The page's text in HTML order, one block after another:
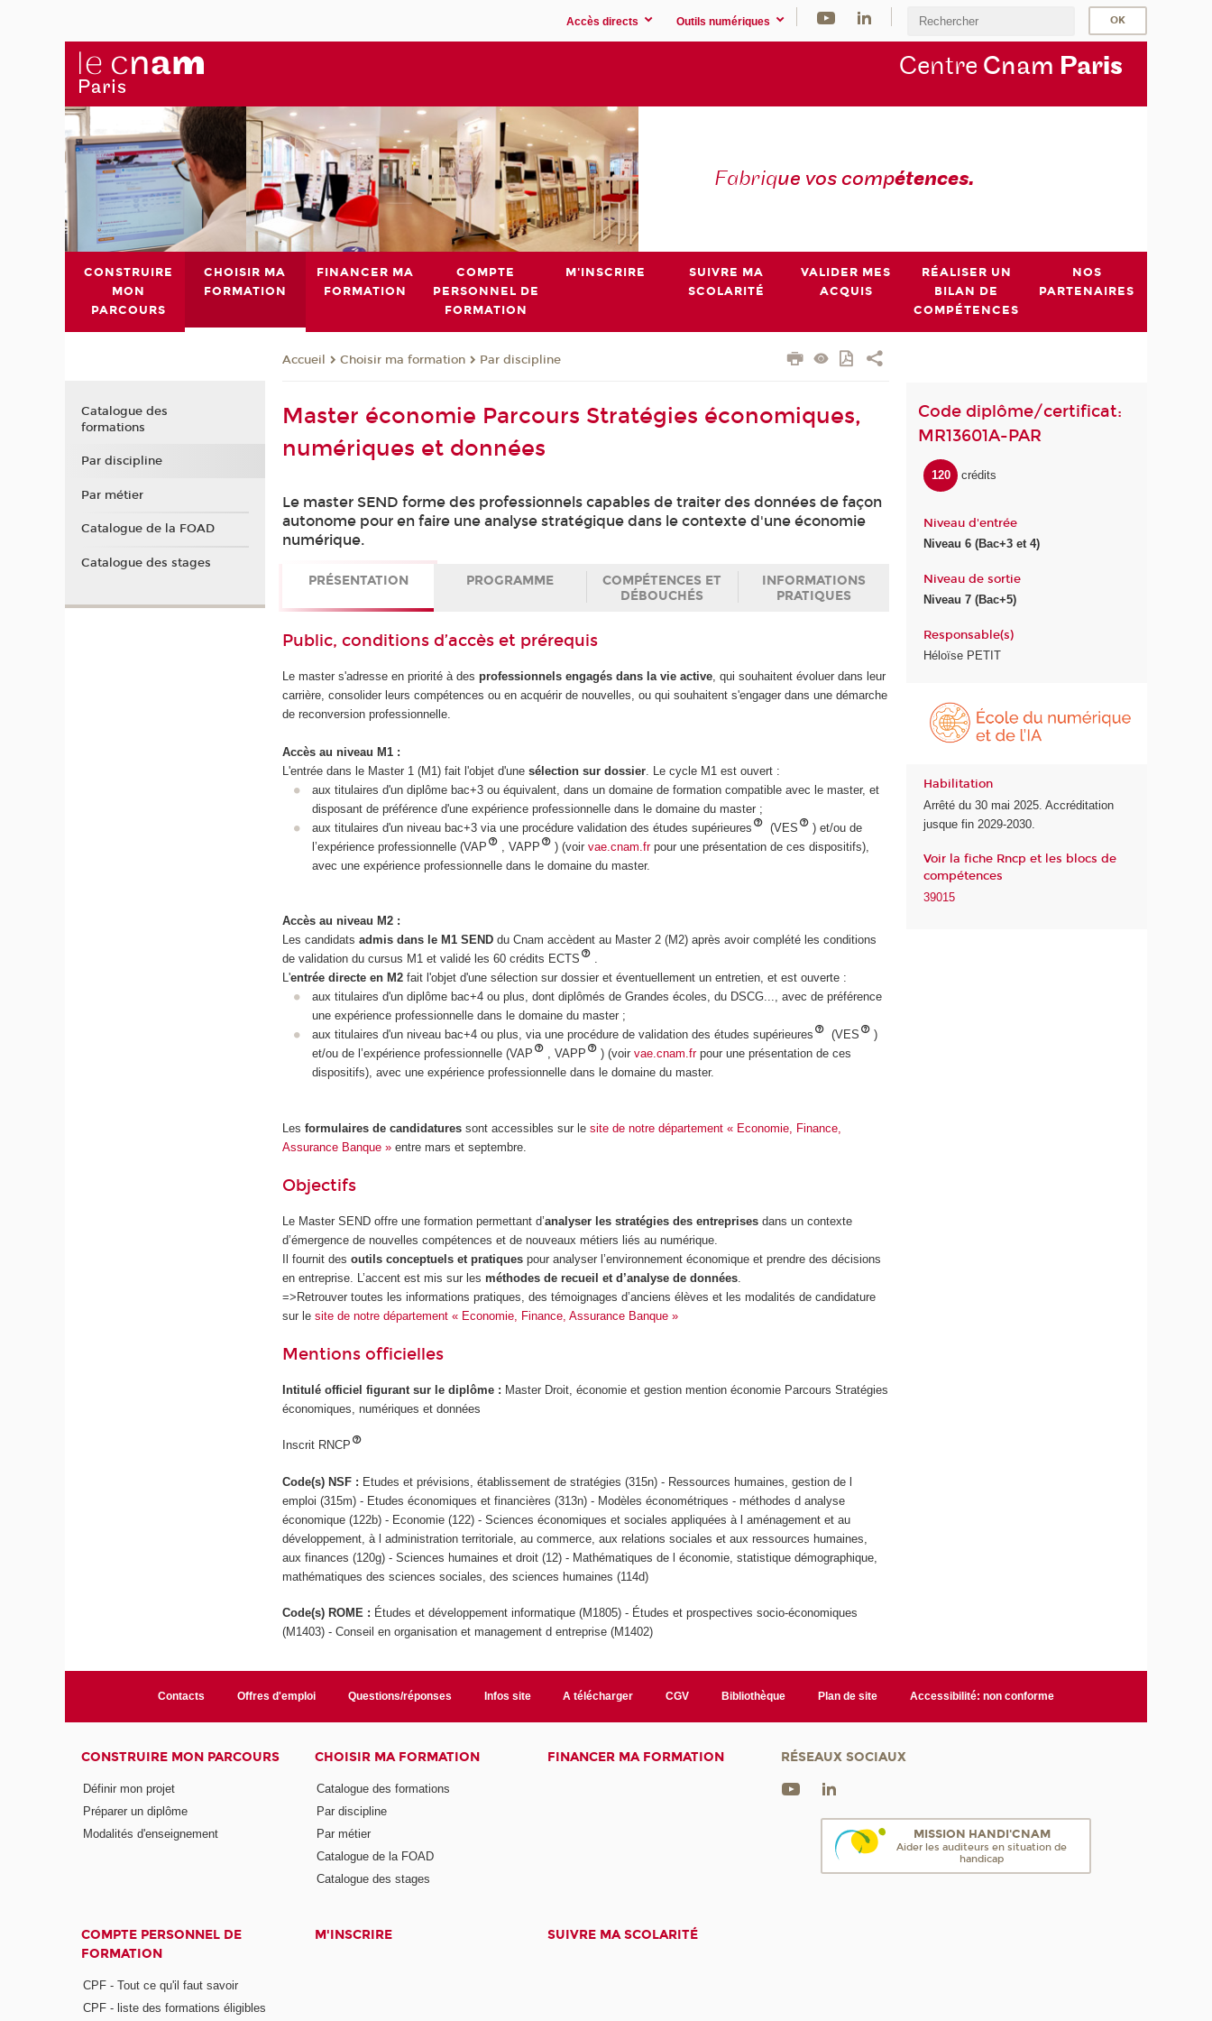
Accès directs Outils numériques
Centre Cnam Paris
Fabrique vos compétences.
CONSTRUIRE
MON
PARCOURS
CHOISIR MA
FORMATION
FINANCER MA
FORMATION
COMPTE
PERSONNEL DE
FORMATION
M'INSCRIRE
SUIVRE MA
SCOLARITÉ
VALIDER MES
ACQUIS
RÉALISER UN
BILAN DE
COMPÉTENCES
NOS
PARTENAIRES
Accueil Choisir ma formation Par discipline
Master économie Parcours Stratégies économiques,
numériques et données
Le master SEND forme des professionnels capables de traiter des données de façon
autonome pour en faire une analyse stratégique dans le contexte d'une économie
numérique.
PRÉSENTATION PROGRAMME
COMPÉTENCES ET
DÉBOUCHÉS
INFORMATIONS
PRATIQUES
Public, conditions d’accès et prérequis
Le master s'adresse en priorité à desprofessionnels engagés dans la vie active , qui souhaitent évoluer dans leur
carrière, consolider leurs compétences ou en acquérir de nouvelles, ou qui souhaitent s'engager dans une démarche
de reconversion professionnelle.
Accès au niveau M1 :
L'entrée dans le Master 1 (M1) fait l'objet d'unesélection sur dossier . Le cycle M1 est ouvert :
aux titulaires d'un diplôme bac+3 ou équivalent, dans un domaine de formation compatible avec le master, et
disposant de préférence d'une expérience professionnelle dans le domaine du master ;
aux titulaires d'un niveau bac+3 via une procédure validation des études supérieures
(VES
) et/ou de
l’expérience professionnelle (VAP
, VAPP ) (voirvae.cnam.frpour une présentation de ces dispositifs),
avec une expérience professionnelle dans le domaine du master.
Accès au niveau M2 :
Les candidatsadmis dans le M1 SEND du Cnam accèdent au Master 2 (M2) après avoir complété les conditions
de validation du cursus M1 et validé les 60 crédits ECTS
.
L'entrée directe en M2 fait l'objet d'une sélection sur dossier et éventuellement un entretien, et est ouverte :
aux titulaires d'un diplôme bac+4 ou plus, dont diplômés de Grandes écoles, du DSCG..., avec de préférence
une expérience professionnelle dans le domaine du master ;
aux titulaires d'un niveau bac+4 ou plus, via une procédure de validation des études supérieures
(VES
)
et/ou de l’expérience professionnelle (VAP
, VAPP ) (voirvae.cnam.frpour une présentation de ces
dispositifs), avec une expérience professionnelle dans le domaine du master.
Lesformulaires de candidatures sont accessibles sur lesite de notre département « Economie, Finance,
Assurance Banque » entre mars et septembre.
Objectifs
Le Master SEND offre une formation permettant d’analyser les stratégies des entreprisesdans un contexte
d’émergence de nouvelles compétences et de nouveaux métiers liés au numérique.
Il fournit desoutils conceptuels et pratiques pour analyser l’environnement économique et prendre des décisions
en entreprise. L’accent est mis sur lesméthodes de recueil et d’analyse de données
=>Retrouver toutes les informations pratiques, des témoignages d’anciens élèves et les modalités de candidature
sur lesite de notre département « Economie, Finance, Assurance Banque »
Mentions officielles
Intitulé officiel figurant sur le diplôme : Master Droit, économie et gestion mention économie Parcours Stratégies
économiques, numériques et données
Inscrit RNCP
Code(s) NSF : Etudes et prévisions, établissement de stratégies (315n) - Ressources humaines, gestion de l
emploi (315m) - Etudes économiques et financières (313n) - Modèles économétriques - méthodes d analyse
économique (122b) - Economie (122) - Sciences économiques et sociales appliquées à l aménagement et au
développement, à l administration territoriale, au commerce, aux relations sociales et aux ressources humaines,
aux finances (120g) - Sciences humaines et droit (12) - Mathématiques de l économie, statistique démographique,
mathématiques des sciences sociales, des sciences humaines (114d)
Code(s) ROME : Études et développement informatique (M1805) - Études et prospectives socio-économiques
(M1403) - Conseil en organisation et management d entreprise (M1402)
Code diplôme/certificat:
MR13601A-PAR
120 crédits
Niveau d'entrée
Niveau 6 (Bac+3 et 4)
Niveau de sortie
Niveau 7 (Bac+5)
Responsable(s)
Héloïse PETIT
Habilitation
Arrêté du 30 mai 2025. Accréditation
jusque fin 2029-2030.
Voir la fiche Rncp et les blocs de
compétences
39015
Catalogue des
formations
Par discipline
Par métier
Catalogue de la FOAD
Catalogue des stages
Contacts Offres d'emploi Questions/réponses Infos site A télécharger CGV Bibliothèque Plan de site Accessibilité: non conforme
CONSTRUIRE MON PARCOURS
Définir mon projet
Préparer un diplôme
Modalités d'enseignement
CHOISIR MA FORMATION
Catalogue des formations
Par discipline
Par métier
Catalogue de la FOAD
Catalogue des stages
FINANCER MA FORMATION
COMPTE PERSONNEL DE
FORMATION
CPF - Tout ce qu'il faut savoir
CPF - liste des formations éligibles
M'INSCRIRE SUIVRE MA SCOLARITÉ
RÉSEAUX SOCIAUX
MISSION HANDI'CNAM
Aider les auditeurs en situation de
handicap